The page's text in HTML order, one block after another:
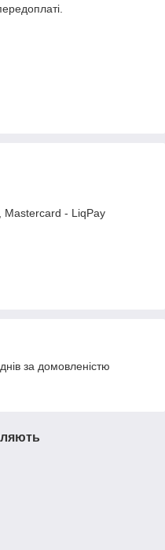
Mastercard - LiqPay
за домовленістю